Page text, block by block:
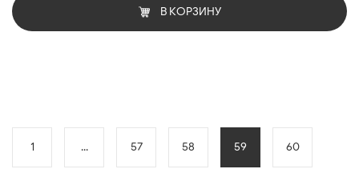
В КОРЗИНУ
1 ... 57 58 59 60